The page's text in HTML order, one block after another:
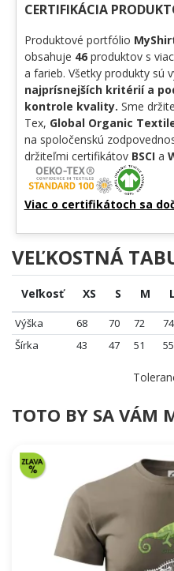
CERTIFIKÁCIA
Produktové portfólio
obsahuje 46 produktov s
a farieb. Všetky produkty sú
najprísnejších kritérií a
kontrole kvality. Sme
Tex, Global Organic
na spoločenskú
držiteľmi certifikátov BSCI a
Viac o certifikátoch sa
VEĽKOSTNÁ
Veľkosť XS S M L
Výška 68 70 72 74
Šírka
43 47 51 55
TOTO BY SA VÁM